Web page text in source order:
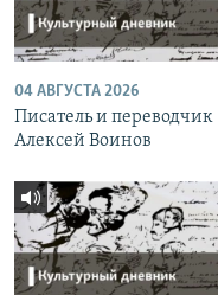
04 АВГУСТА 2026
Писатель и переводчик
Алексей Воинов